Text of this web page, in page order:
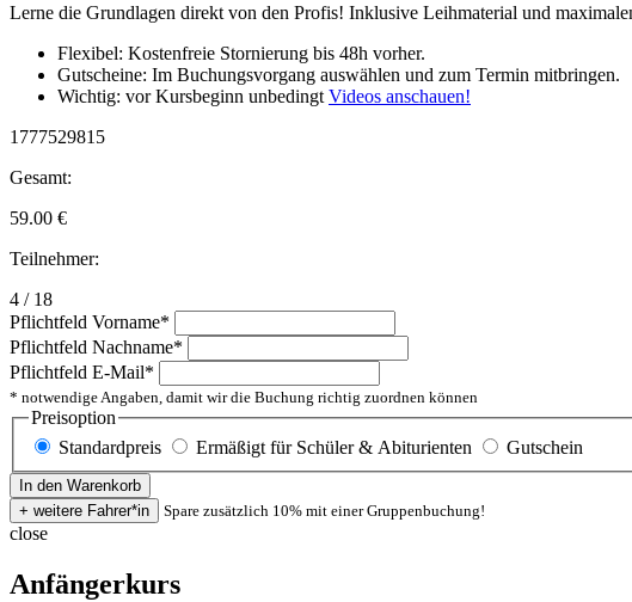
Lerne die Grundlagen direkt von den Profis! Inklusive Leihmaterial und
Flexibel: Kostenfreie Stornierung bis 48h vorher.
Gutscheine: Im Buchungsvorgang auswählen und zum Termin mitbringen.
Wichtig: vor Kursbeginn unbedingt Videos anschauen!
1777529815
Gesamt:
59.00 €
Teilnehmer:
4 / 18
Pflichtfeld Vorname*
Pflichtfeld Nachname*
Pflichtfeld E-Mail*
* notwendige Angaben, damit wir die Buchung richtig zuordnen können
Preisoption
Standardpreis
Ermäßigt für Schüler & Abiturienten Gutschein
Spare zusätzlich 10% mit einer Gruppenbuchung!
close
Anfängerkurs